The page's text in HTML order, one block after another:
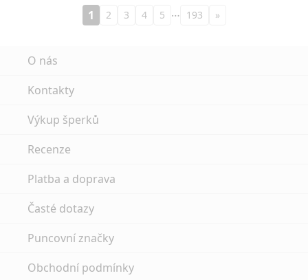
1 2 3 4 5 … 193 »
O nás
Kontakty
Výkup šperků
Recenze
Platba a doprava
Časté dotazy
Puncovní značky
Obchodní podmínky